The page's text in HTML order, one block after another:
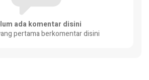
ada komentar disini
pertama berkomentar disini